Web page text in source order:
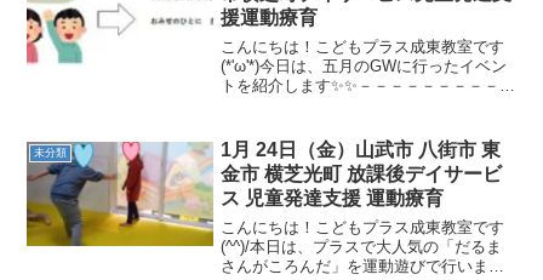
援運動療育
こんにちは！こどもプラス成東教室です
(*'ω'*)今日は、五月のGWに行ったイベン
トを紹介します✨✨－－－－－－－－－－
んな大好き！駄菓子屋さんごっこを行い
ました✨お金...
未分類
1月 24日（金）山武市 八街市 東
金市 横芝光町 放課後デイサービ
ス 児童発達支援 運動療育
こんにちは！こどもプラス成東教室です
(^^)/本日は、プラスで大人気の「だるま
さんがころんだ」を運動遊びで行いまし